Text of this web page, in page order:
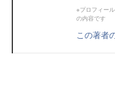
※プロフィー
の内容です
この著者